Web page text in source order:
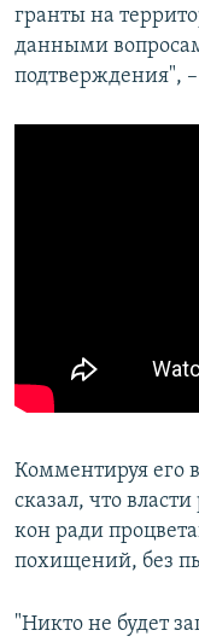
гранты на
данными
подтверждения",
Комментируя его
сказал, что
кон ради
похищений, без
"Никто не будет